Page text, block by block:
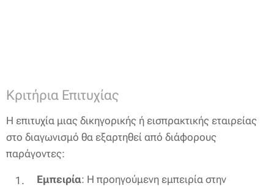
Κριτήρια Επιτυχίας
Η επιτυχία μιας δικηγορικής ή εισπρακτικής εταιρείας
στο διαγωνισμό θα εξαρτηθεί από διάφορους
παράγοντες:
Εμπειρία: Η προηγούμενη εμπειρία στην